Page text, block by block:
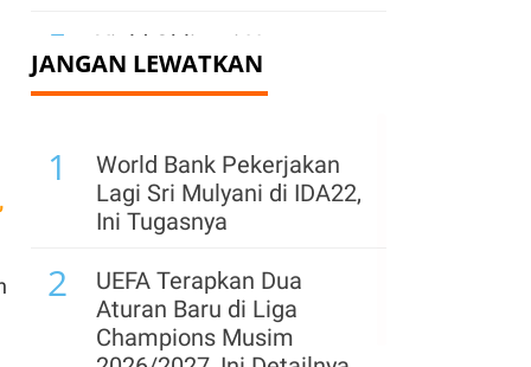
5
Yield Obligasi Negara
Diproyeksi Sideways,
Simak Prospek SBN
6
Baru 7 Emiten IPO per
Juli 2026, BEI Ungkap
Prospek Hingga Akhir
Tahun
Bakrie Sumatera (UNSP)
Private Placement 14,50
JANGAN LEWATKAN
1
World Bank Pekerjakan
Lagi Sri Mulyani di IDA22,
Ini Tugasnya
2
UEFA Terapkan Dua
Aturan Baru di Liga
Champions Musim